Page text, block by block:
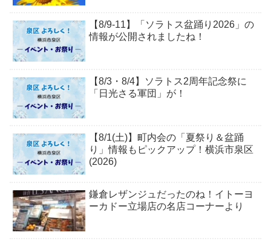
【8/9-11】「ソラトス盆踊り2026」の
情報が公開されましたね！
【8/3・8/4】ソラトス2周年記念祭に
「日光さる軍団」が！
【8/1(土)】町内会の「夏祭り＆盆踊
り」情報もピックアップ！横浜市泉区
(2026)
鎌倉レザンジュだったのね！イトーヨ
ーカドー立場店の名店コーナーより